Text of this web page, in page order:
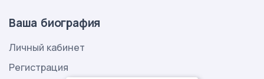
Ваша биография
Личный кабинет
Регистрация